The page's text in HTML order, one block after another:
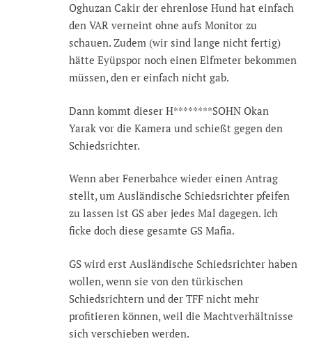
Oghuzan Cakir der ehrenlose Hund hat einfach
den VAR verneint ohne aufs Monitor zu
schauen. Zudem (wir sind lange nicht fertig)
hätte Eyüpspor noch einen Elfmeter bekommen
müssen, den er einfach nicht gab.
Dann kommt dieser H********SOHN Okan
Yarak vor die Kamera und schießt gegen den
Schiedsrichter.
Wenn aber Fenerbahce wieder einen Antrag
stellt, um Ausländische Schiedsrichter pfeifen
zu lassen ist GS aber jedes Mal dagegen. Ich
ficke doch diese gesamte GS Mafia.
GS wird erst Ausländische Schiedsrichter haben
wollen, wenn sie von den türkischen
Schiedsrichtern und der TFF nicht mehr
profitieren können, weil die Machtverhältnisse
sich verschieben werden.